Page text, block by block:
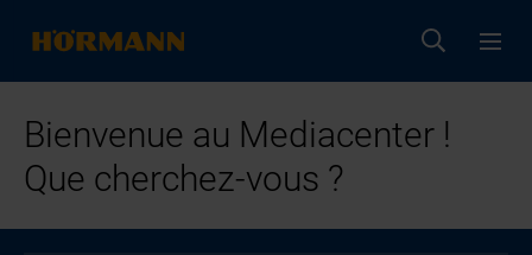
Bienvenue au Mediacenter !
Que cherchez-vous ?